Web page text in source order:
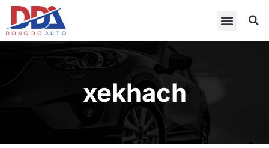
xekhach